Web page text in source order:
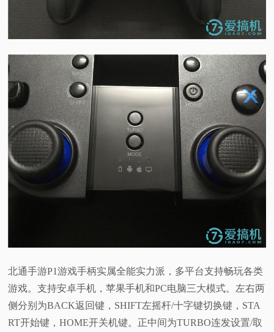
北通手游P1游戏手柄实属全能实力派，多平台支持畅玩各类
游戏。支持安卓手机，苹果手机和PC电脑三大模式。左右两
侧分别为BACK返回键，SHIFT左摇杆/十字键切换键，STA
RT开始键，HOME开关机键。正中间为TURBO连发设置/取